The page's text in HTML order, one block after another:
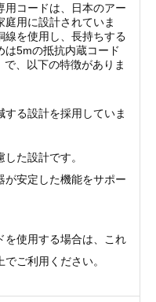
用コードは、日本のアー
庭用に設計されていま
線を使用し、長持ちする
は5mの抵抗内蔵コード
で、以下の特徴がありま
する設計を採用していま
した設計です。
が安定した機能をサポー
使用する場合は、これ
ご利用ください。